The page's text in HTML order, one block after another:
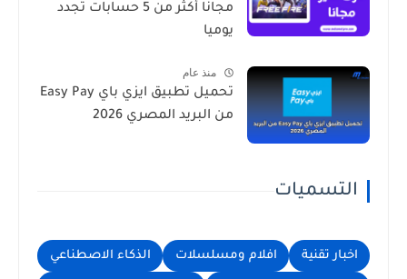
مجانا أكثر من 5 حسابات تجدد
يوميا
منذ عام
تحميل تطبيق ايزي باي Easy Pay
من البريد المصري 2026
التسميات
اخبار تقنية افلام ومسلسلات الذكاء الاصطناعي